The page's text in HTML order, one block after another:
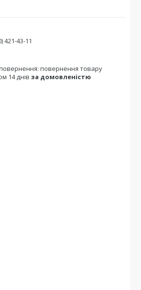
421-43-11
повернення товару
14 днів за домовленістю